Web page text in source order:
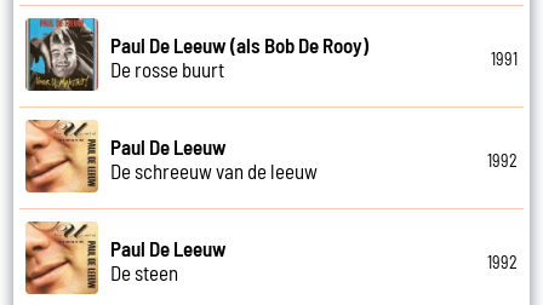
Paul De Leeuw (als Bob De Rooy)
De rosse buurt
1991
Paul De Leeuw
De schreeuw van de leeuw
1992
Paul De Leeuw
De steen
1992